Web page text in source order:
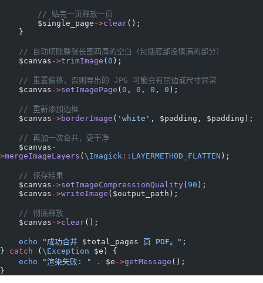
        // 贴完一页释放一页
        $single_page
->clear();
    }
    // 自动切除整张长图四周的空白（包括底部没填满的部分）
    $canvas
->trimImage ( 0 );
    // 重置偏移，否则导出的 JPG 可能会有黑边或尺寸异常
    $canvas
->setImagePage ( 0 , 0 , 0 , 0 );
    // 重新添加边框
    $canvas
->borderImage ( 'white' , $padding, $padding);
    // 再加一次合并，更干净
    $canvas
-
>mergeImageLayers ( \Imagick :: LAYERMETHOD_FLATTEN );
    // 保存结果
    $canvas
->setImageCompressionQuality( 90 );
    $canvas
->writeImage ($output_path);
    // 彻底释放
    $canvas
->clear();
    echo
"成功合并 $total_pages 页 PDF。" ;
} catch ( \Exception $e) {
    echo
"渲染失败: " . $e ->getMessage ();
}